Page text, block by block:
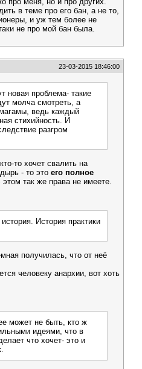
в теме про его бан, а не то,
и уж тем более не
не про мой бан была.
23-03-2015 18:46:00
новая проблема- такие
молча смотреть, а
ведь каждый
стихийность. И
разгром
то хочет свалить на
- то это его полное
так же права не имеете.
История практики
получилась, что от неё
человеку анархии, вот хоть
может не быть, кто ж
идеями, что в
что хочет- это и